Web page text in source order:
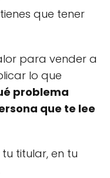
que tener
para vender a
lo que
problema
que te lee
titular, en tu